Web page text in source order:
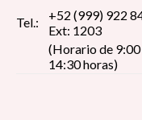
Tel.:
+52 (999) 922
Ext: 1203
(Horario de 9:00
14:30 horas)